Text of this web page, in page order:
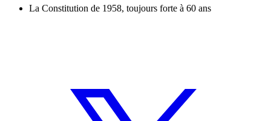
La Constitution de 1958, toujours forte à 60 ans